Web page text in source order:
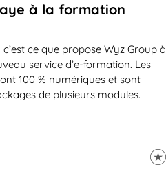
à la formation
ce que propose Wyz Group à
service d’e-formation. Les
100 % numériques et sont
de plusieurs modules.